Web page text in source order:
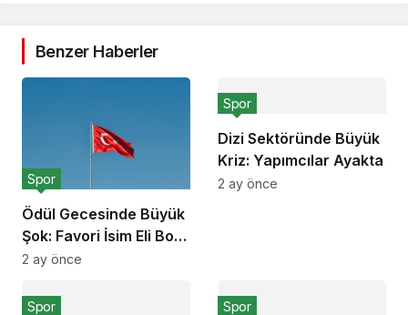
Benzer Haberler
Ödül Gecesinde Büyük
Şok: Favori İsim Eli Boş
Döndü
Spor
2 ay önce
Dizi Sektöründe Büyük
Kriz: Yapımcılar Ayakta
Spor
2 ay önce
Spor Spor